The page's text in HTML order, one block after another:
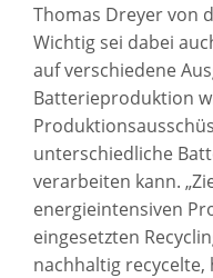
Thomas Dreyer von
Wichtig sei dabei
auf verschiedene
Batterieproduktion
unterschiedliche
verarbeiten kann.
energieintensiven
eingesetzten
nachhaltig